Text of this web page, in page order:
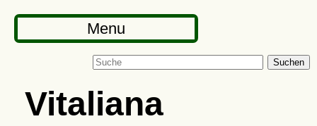
Menu
Suchen
Vitaliana